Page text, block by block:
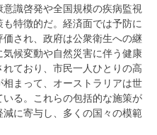
識啓発や全国規模の疾病監視
特徴的だ。経済面では予防に
され、政府は公衆衛生への継
候変動や自然災害に伴う健康
ており、市民一人ひとりの高
まって、オーストラリアは世
る。これらの包括的な施策が
に寄与し、多くの国々の模範